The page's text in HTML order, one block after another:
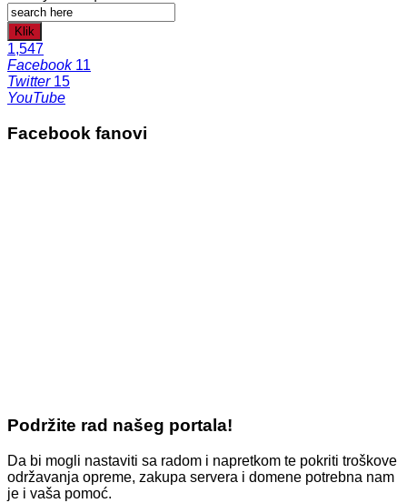
Klik
1,547
Facebook 11
Twitter 15
YouTube
Facebook fanovi
Podržite rad našeg portala!
Da bi mogli nastaviti sa radom i napretkom te pokriti troškove
održavanja opreme, zakupa servera i domene potrebna nam
je i vaša pomoć.